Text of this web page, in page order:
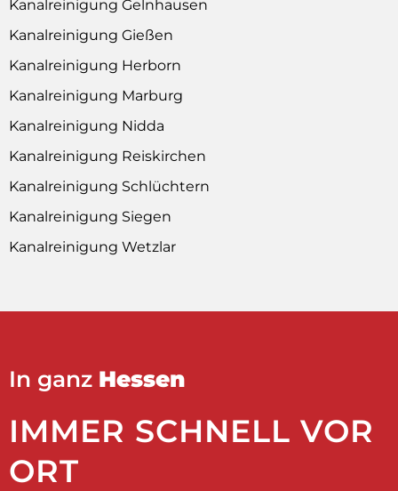
Kanalreinigung Gelnhausen
Kanalreinigung Gießen
Kanalreinigung Herborn
Kanalreinigung Marburg
Kanalreinigung Nidda
Kanalreinigung Reiskirchen
Kanalreinigung Schlüchtern
Kanalreinigung Siegen
Kanalreinigung Wetzlar
In ganz Hessen
IMMER SCHNELL VOR
ORT